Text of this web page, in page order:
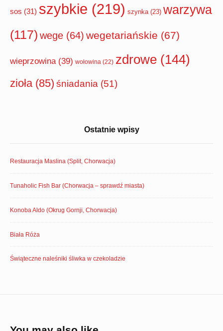
sos (31) szybkie (219) szynka(23) warzywa
(117) wege (64) wegetariańskie (67)
wieprzowina(39) wołowina (22) zdrowe (144)
zioła(85) śniadania (51)
Ostatnie wpisy
Restauracja Maslina (Split, Chorwacja)
Tunaholic Fish Bar (Chorwacja – sprawdź miasta)
Konoba Aldo (Okrug Gornji, Chorwacja)
Biała Róża
Świąteczne naleśniki śliwka w czekoladzie